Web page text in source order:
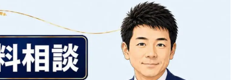
遺言書を書き換えたい場合
公正証書の作成手続きがデジタル化されます